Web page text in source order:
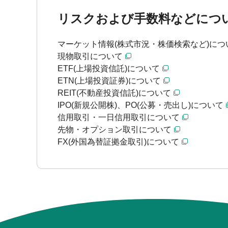
リスクおよび手数料などにつ
マーケット情報(株式市況・株価検索など)につ
現物取引について
ETF(上場投資信託)について
ETN(上場投資証券)について
REIT(不動産投資信託)について
IPO(新規公開株)、PO(公募・売出し)について
信用取引・一日信用取引について
先物・オプション取引について
FX(外国為替証拠金取引)について